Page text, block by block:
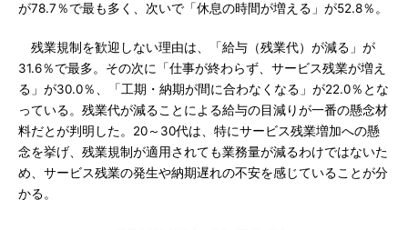
が78.7％で最も多く、次いで「休息の時間が増える」が52.8％。
残業規制を歓迎しない理由は、「給与（残業代）が減る」が
31.6％で最多。その次に「仕事が終わらず、サービス残業が増え
る」が30.0％、「工期・納期が間に合わなくなる」が22.0％とな
っている。残業代が減ることによる給与の目減りが一番の懸念材
料だとが判明した。20～30代は、特にサービス残業増加への懸
念を挙げ、残業規制が適用されても業務量が減るわけではないた
め、サービス残業の発生や納期遅れの不安を感じていることが分
かる。